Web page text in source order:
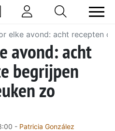
elke avond: acht recepten
avond: acht
begrijpen
zo
- Patricia González